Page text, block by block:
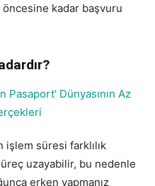
öncesine kadar başvuru
süresi farklılık
uzayabilir, bu nedenle
erken yapmanız